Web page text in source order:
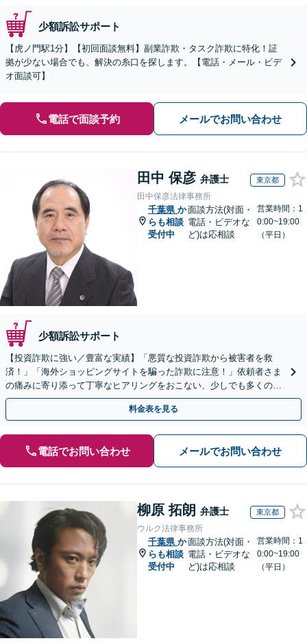
少額訴訟サポート
【虎ノ門駅1分】【初回面談無料】副業詐欺・タスク詐欺に特化！証
拠が少ない場合でも、解決の糸口を探します。【電話・メール・ビデ
オ面談可】
電話で面談予約 メールでお問い合わせ
田中 保彦 弁護士 東京都
田中保彦法律事務所
千葉県 か
らも相談
受付中
面談方法(対面・
電話・ビデオな
ど)は応相談
営業時間：1
0:00~19:00
（平日）
少額訴訟サポート
【投資詐欺に強い／豊富な実績】「悪質な投資詐欺から被害者を救
済！」「海外ショッピングサイトを騙った詐欺に注意！」依頼者さま
の痛みに寄り添って丁寧なヒアリングをおこない、少しでも多くの返
金が得られるよう尽力します！
料金表を見る
電話でお問い合わせ メールでお問い合わせ
柳原 拓朗 弁護士 東京都
ウルク法律事務所
千葉県 か
らも相談
受付中
面談方法(対面・
電話・ビデオな
ど)は応相談
営業時間：1
0:00~19:00
（平日）